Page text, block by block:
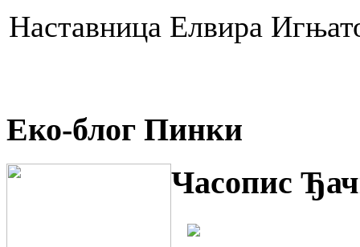
Наставница Елвира
Еко-блог Пинки
Часопис